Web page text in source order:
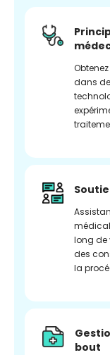
dans
médical
long de
des
la
bout